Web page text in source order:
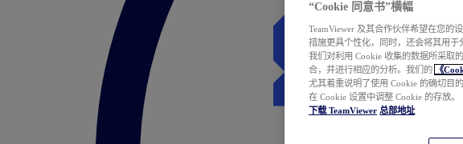
“Cookie 同意书”横幅
TeamViewer 及其合作伙伴希望在您的
措施更具个性化，同时，还会将其用于
我们对利用 Cookie 收集的数据所采取
合，并进行相应的分析。我们的
《
尤其着重说明了使用 Cookie 的确切目
在 Cookie 设置中调整 Cookie 的存放。
下载 TeamViewer 总部地址